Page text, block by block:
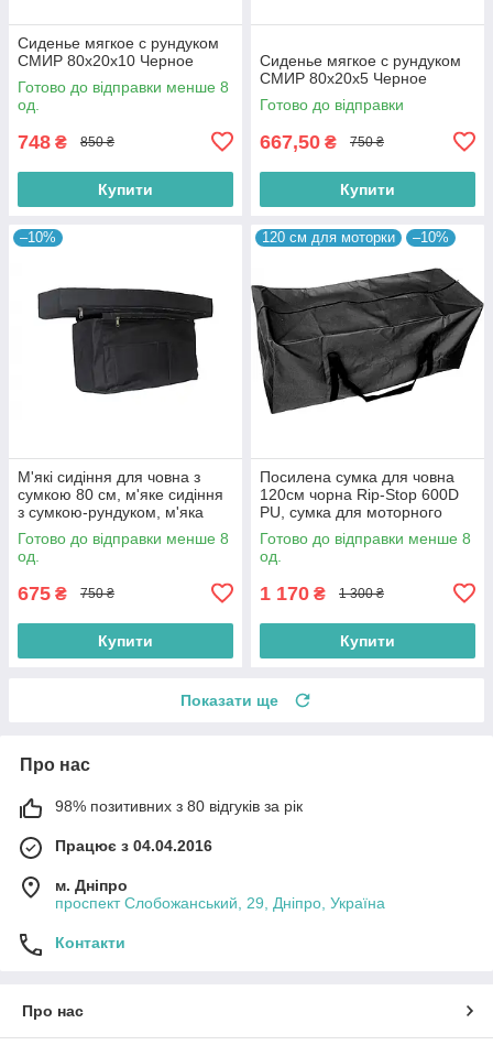
Сиденье мягкое с рундуком
СМИР 80х20х10 Черное
Готово до відправки менше 8
од.
748 ₴ 850 ₴
Купити
Сиденье мягкое с рундуком
СМИР 80х20х5 Черное
Готово до відправки
667,50 ₴ 750 ₴
Купити
–10%
М'які сидіння для човна з
сумкою 80 см, м'яке сидіння
з сумкою-рундуком, м'яка
накладка на банку з сумкою
Готово до відправки менше 8
од.
675 ₴ 750 ₴
Купити
120 см для моторки –10%
Посилена сумка для човна
120см чорна Rip-Stop 600D
PU, сумка для моторного
човна,
Готово до відправки менше 8
од.
1 170 ₴ 1 300 ₴
Купити
Показати ще
Про нас
98% позитивних з 80 відгуків за рік
Працює з 04.04.2016
м. Дніпро
проспект Слобожанський, 29, Дніпро, Україна
Контакти
Про нас